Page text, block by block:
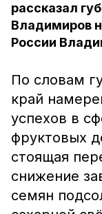
рассказал
Владимиров
России
По словам
край
успехов в
фруктовых
стоящая
снижение
семян